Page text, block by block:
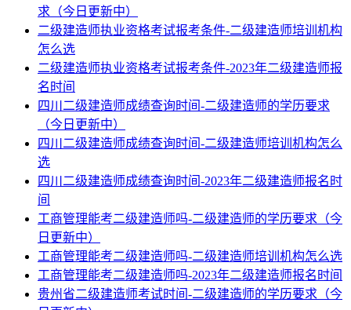
求（今日更新中）
二级建造师执业资格考试报考条件-二级建造师培训机构
怎么选
二级建造师执业资格考试报考条件-2023年二级建造师报
名时间
四川二级建造师成绩查询时间-二级建造师的学历要求
（今日更新中）
四川二级建造师成绩查询时间-二级建造师培训机构怎么
选
四川二级建造师成绩查询时间-2023年二级建造师报名时
间
工商管理能考二级建造师吗-二级建造师的学历要求（今
日更新中）
工商管理能考二级建造师吗-二级建造师培训机构怎么选
工商管理能考二级建造师吗-2023年二级建造师报名时间
贵州省二级建造师考试时间-二级建造师的学历要求（今